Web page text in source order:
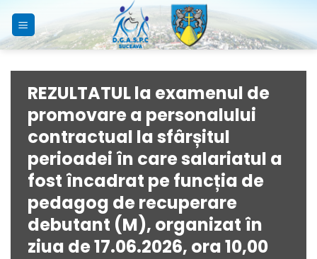
content
REZULTATUL la examenul de
promovare a personalului
contractual la sfârșitul
perioadei în care salariatul a
fost încadrat pe funcția de
pedagog de recuperare
debutant (M), organizat în
ziua de 17.06.2026, ora 10,00